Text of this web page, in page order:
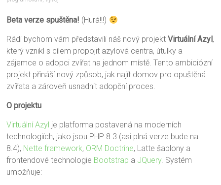
Beta verze spuštěna! (Hurá!!!)
Rádi bychom vám představili náš nový projektVirtuální Azyl,
který vznikl s cílem propojit azylová centra, útulky a
zájemce o adopci zvířat na jednom místě. Tento ambiciózní
projekt přináší nový způsob, jak najít domov pro opuštěná
zvířata a zároveň usnadnit adopční proces.
O projektu
Virtuální Azyl je platforma postavená na moderních
technologiích, jako jsou PHP 8.3 (asi plná verze bude na
8.4), Nette framework, ORM Doctrine, Latte šablony a
frontendové technologie Bootstrap a JQuery. Systém
umožňuje: